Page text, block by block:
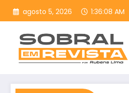
Pular
para
conteúdo
agosto 5, 2026 1:36:09 AM